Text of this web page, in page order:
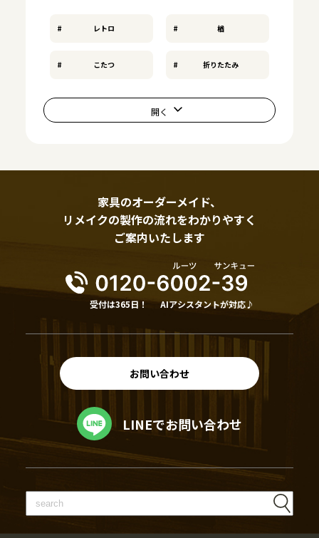
レトロ 楢
こたつ 折りたたみ
家具のオーダーメイド、
リメイクの製作の流れをわかりやすく
ご案内いたします
受付は365日！ AIアシスタントが対応♪
お問い合わせ
LINEでお問い合わせ